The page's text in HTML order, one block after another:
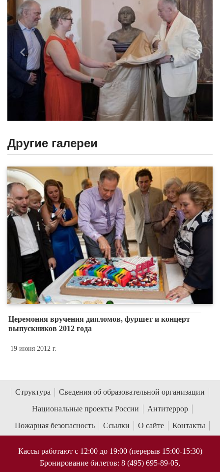
Назад
Другие галереи
Церемония вручения дипломов, фуршет и концерт
выпускников 2012 года
19 июня 2012 г.
Структура
Сведения об образовательной организации
Национальные проекты России
Антитеррор
Пожарная безопасность
Ссылки О сайте Контакты
Кассы работают с 12:00 до 19:00 (перерыв 15:00-15:30)
Бронирование билетов: 8 (495) 695-89-05,